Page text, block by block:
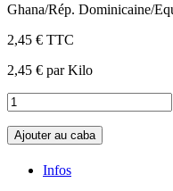
Ghana/Rép. Dominicaine/
2,45 € TTC
2,45 € par Kilo
Ajouter au caba
Infos